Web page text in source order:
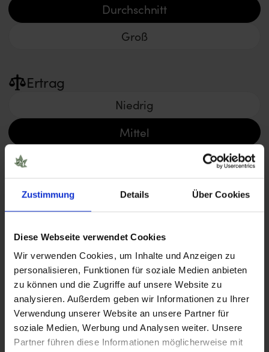
Zustimmung Details Über Cookies
Diese Webseite verwendet Cookies
Wir verwenden Cookies, um Inhalte und Anzeigen zu
personalisieren, Funktionen für soziale Medien anbieten
zu können und die Zugriffe auf unsere Website zu
analysieren. Außerdem geben wir Informationen zu Ihrer
Verwendung unserer Website an unsere Partner für
soziale Medien, Werbung und Analysen weiter. Unsere
Partner führen diese Informationen möglicherweise mit
Durchschnitt
Groß
Ertrag
Niedrig
Mittel
Blütezeit
< 8 Wochen
8 – 10 Wochen
> 11 Wochen